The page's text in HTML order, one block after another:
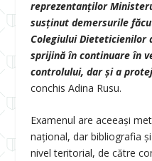
reprezentanților
susținut demersurile
Colegiului Dieteticienilor
sprijină în continuare în
controlului, dar și a
conchis Adina Rusu.
Examenul are aceeași
național, dar bibliografia
nivel teritorial, de către